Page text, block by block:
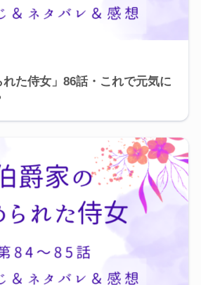
れた侍女」86話・これで元気に